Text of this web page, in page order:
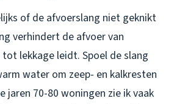
of de afvoerslang niet geknikt
verhindert de afvoer van
lekkage leidt. Spoel de slang
water om zeep- en kalkresten
jaren 70-80 woningen zie ik vaak